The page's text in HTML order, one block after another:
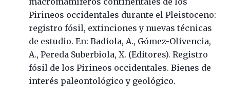
Pirineos occidentales durante el Pleistoceno:
registro fósil, extinciones y nuevas técnicas
de estudio. En: Badiola, A., Gómez-Olivencia,
A., Pereda Suberbiola, X. (Editores). Registro
fósil de los Pirineos occidentales. Bienes de
interés paleontológico y geológico.